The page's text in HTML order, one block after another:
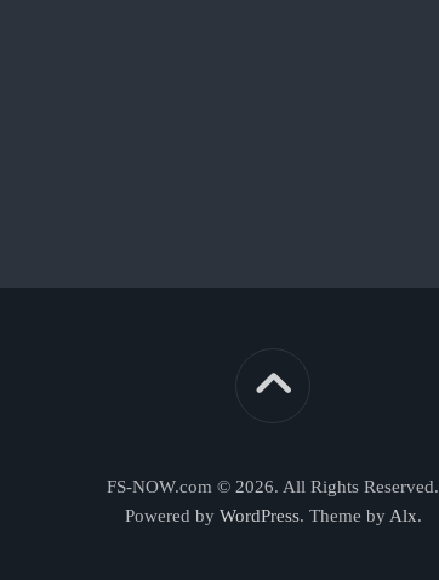
FS-NOW.com © 2026. All Rights Reserved.
Powered by WordPress. Theme by Alx.